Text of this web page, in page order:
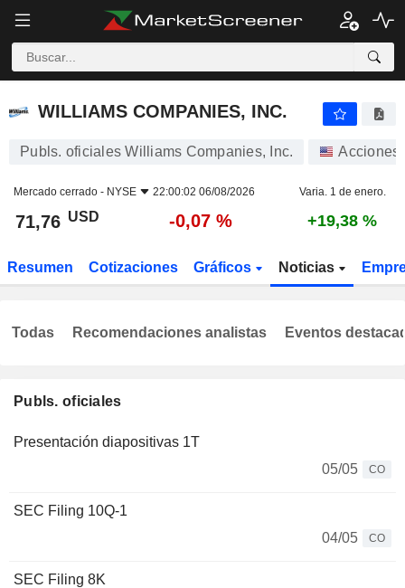
WILLIAMS COMPANIES, INC.
WILLIAMS COMPANIES, INC.
Publs. oficiales Williams Companies, Inc. Acciones
Mercado cerrado - NYSE 22:00:02 06/08/2026 Varia. 1 de enero.
71,76 USD -0,07 % +19,38 %
Resumen Cotizaciones Gráficos Noticias
Publs. oficiales
Presentación diapositivas 1T
05/05
CO
SEC Filing 10Q-1
04/05
CO
SEC Filing 8K
Todas Recomendaciones analistas Eventos